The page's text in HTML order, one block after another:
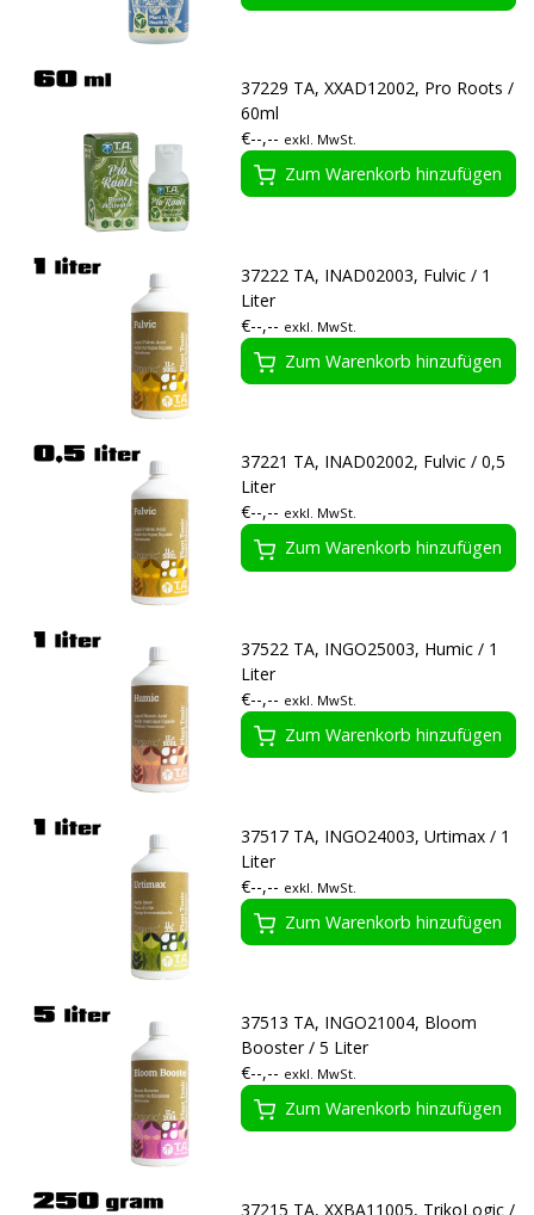
37229 TA, XXAD12002, Pro Roots /
60ml
€--,-- exkl. MwSt.
Zum Warenkorb hinzufügen
37222 TA, INAD02003, Fulvic / 1
Liter
€--,-- exkl. MwSt.
Zum Warenkorb hinzufügen
37221 TA, INAD02002, Fulvic / 0,5
Liter
€--,-- exkl. MwSt.
Zum Warenkorb hinzufügen
37522 TA, INGO25003, Humic / 1
Liter
€--,-- exkl. MwSt.
Zum Warenkorb hinzufügen
37517 TA, INGO24003, Urtimax / 1
Liter
€--,-- exkl. MwSt.
Zum Warenkorb hinzufügen
37513 TA, INGO21004, Bloom
Booster / 5 Liter
€--,-- exkl. MwSt.
Zum Warenkorb hinzufügen
37215 TA, XXBA11005, TrikoLogic /